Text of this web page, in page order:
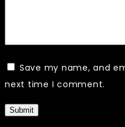
Save my name, and
next time I comment.
Submit